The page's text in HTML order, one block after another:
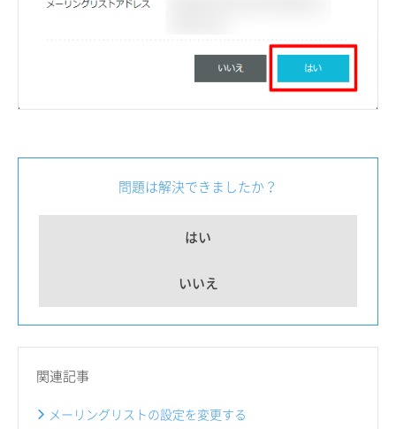
問題は解決できましたか？
はい
いいえ
関連記事
メーリングリストの設定を変更する